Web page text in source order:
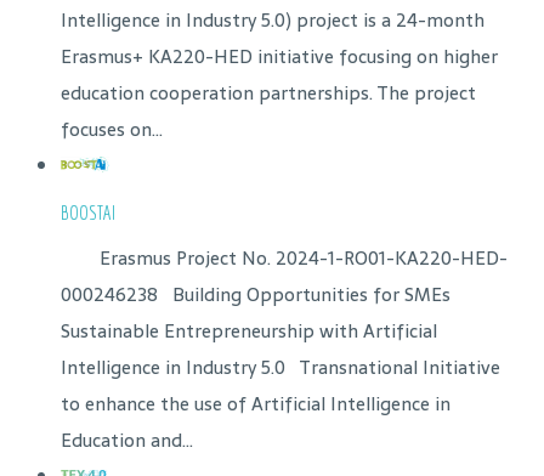
Intelligence in Industry 5.0) project is a 24-month
Erasmus+ KA220-HED initiative focusing on higher
education cooperation partnerships. The project
focuses on...
BOOSTAI
Erasmus Project No. 2024-1-RO01-KA220-HED-
000246238 Building Opportunities for SMEs
Sustainable Entrepreneurship with Artificial
Intelligence in Industry 5.0 Transnational Initiative
to enhance the use of Artificial Intelligence in
Education and...